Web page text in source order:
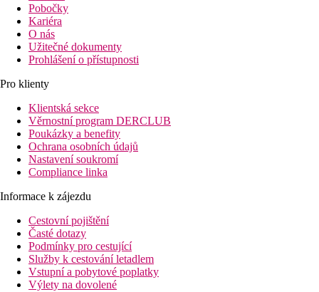
Pobočky
Kariéra
O nás
Užitečné dokumenty
Prohlášení o přístupnosti
Pro klienty
Klientská sekce
Věrnostní program DERCLUB
Poukázky a benefity
Ochrana osobních údajů
Nastavení soukromí
Compliance linka
Informace k zájezdu
Cestovní pojištění
Časté dotazy
Podmínky pro cestující
Služby k cestování letadlem
Vstupní a pobytové poplatky
Výlety na dovolené